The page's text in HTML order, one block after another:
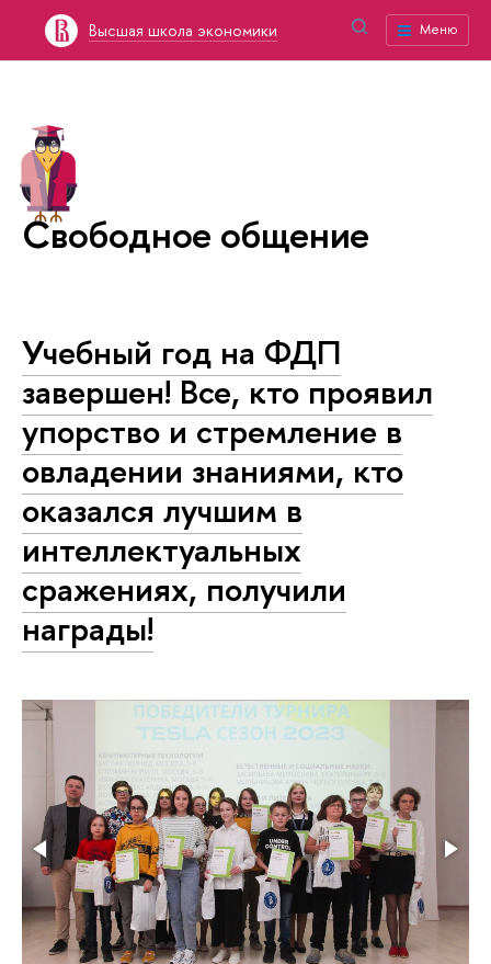
Высшая школа экономики Меню
Свободное общение
Учебный год на ФДП
завершен! Все, кто проявил
упорство и стремление в
овладении знаниями, кто
оказался лучшим в
интеллектуальных
сражениях, получили
награды!